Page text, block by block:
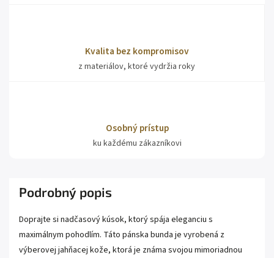
Kvalita bez kompromisov
z materiálov, ktoré vydržia roky
Osobný prístup
ku každému zákazníkovi
Podrobný popis
Doprajte si nadčasový kúsok, ktorý spája eleganciu s
maximálnym pohodlím. Táto pánska bunda je vyrobená z
výberovej jahňacej kože, ktorá je známa svojou mimoriadnou